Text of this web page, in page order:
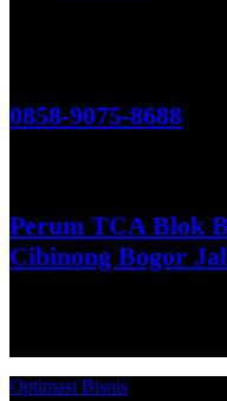
0858-9075-8688
Perum TCA Blok
Cibinong Bogor
Optimasi Bisnis